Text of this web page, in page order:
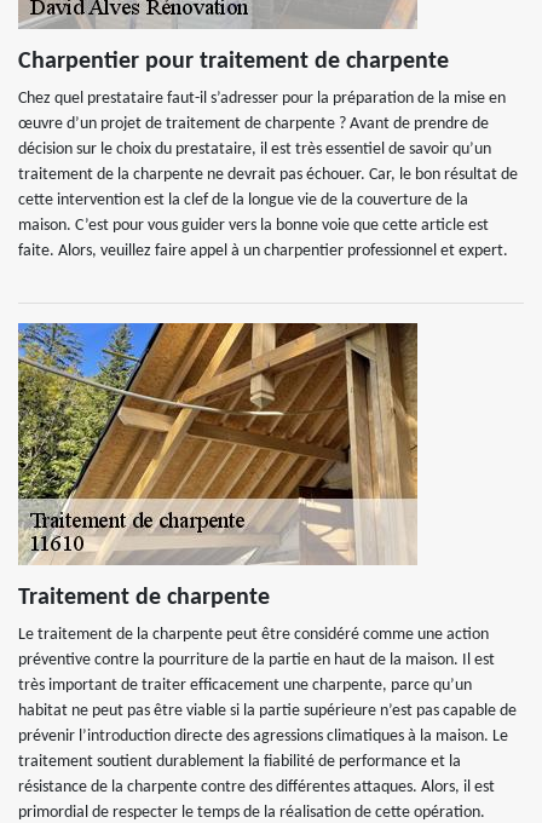
Charpentier pour traitement de charpente
Chez quel prestataire faut-il s’adresser pour la préparation de la mise en
œuvre d’un projet de traitement de charpente ? Avant de prendre de
décision sur le choix du prestataire, il est très essentiel de savoir qu’un
traitement de la charpente ne devrait pas échouer. Car, le bon résultat de
cette intervention est la clef de la longue vie de la couverture de la
maison. C’est pour vous guider vers la bonne voie que cette article est
faite. Alors, veuillez faire appel à un charpentier professionnel et expert.
Traitement de charpente
Le traitement de la charpente peut être considéré comme une action
préventive contre la pourriture de la partie en haut de la maison. Il est
très important de traiter efficacement une charpente, parce qu’un
habitat ne peut pas être viable si la partie supérieure n’est pas capable de
prévenir l’introduction directe des agressions climatiques à la maison. Le
traitement soutient durablement la fiabilité de performance et la
résistance de la charpente contre des différentes attaques. Alors, il est
primordial de respecter le temps de la réalisation de cette opération.